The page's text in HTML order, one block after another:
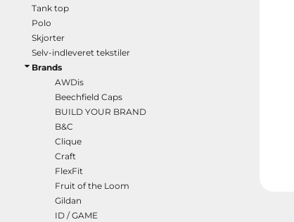
Tank top
Polo
Skjorter
Selv-indleveret tekstiler
Brands
AWDis
Beechfield Caps
BUILD YOUR BRAND
B&C
Clique
Craft
FlexFit
Fruit of the Loom
Gildan
ID / GAME